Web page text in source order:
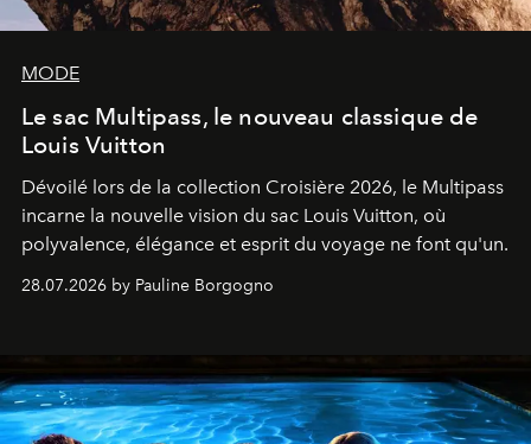
MODE
Le sac Multipass, le nouveau classique de
Louis Vuitton
Dévoilé lors de la collection Croisière 2026, le Multipass
incarne la nouvelle vision du sac Louis Vuitton, où
polyvalence, élégance et esprit du voyage ne font qu'un.
28.07.2026 by Pauline Borgogno